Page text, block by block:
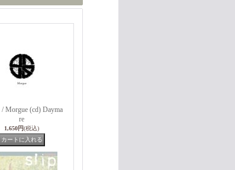
Morgue (cd) Dayma
re
1,650円(税込)